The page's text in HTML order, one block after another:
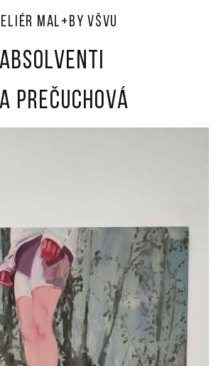
mal+by VŠVU
Absolventi
Prečuchová